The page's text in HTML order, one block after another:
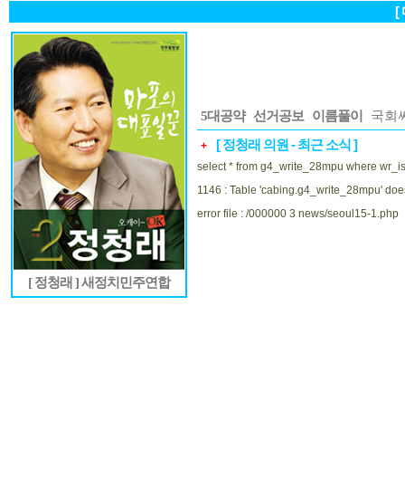
[
[ 정청래 ] 새정치민주연합
5대공약 선거공보 이름풀이 국회
+ [ 정청래 의원 - 최근 소식 ]
select * from g4_write_28mpu where
1146 : Table 'cabing.g4_write_28mpu'
error file : /000000 3 news/seoul15-1.php